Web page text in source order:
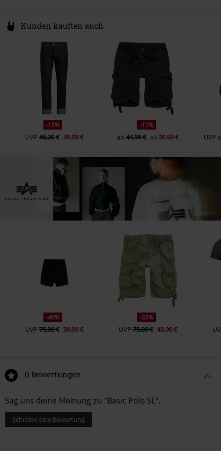
Kunden kauften auch
-15%
UVP 46,00 € 39,09 €
-11%
ab 44,99 € ab39,99 € UVP
-46%
UVP 75,00 € 39,99 €
-33%
UVP 75,00 € 49,99 €
0 Bewertungen
Sag uns deine Meinung zu "Basic Polo SL".
Schreibe eine Bewertung